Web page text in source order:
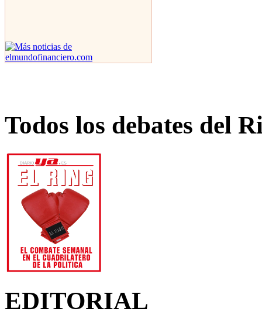
Todos los debates del
EDITORIAL